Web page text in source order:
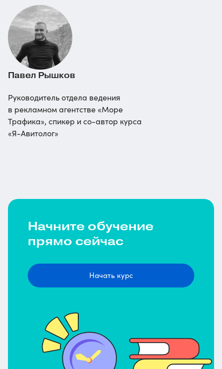
Павел Рышков
Руководитель отдела ведения
в рекламном агентстве «Море
Трафика», спикер исо-автор курса
«Я-Авитолог»
Начните обучение
прямо сейчас
Начать курс